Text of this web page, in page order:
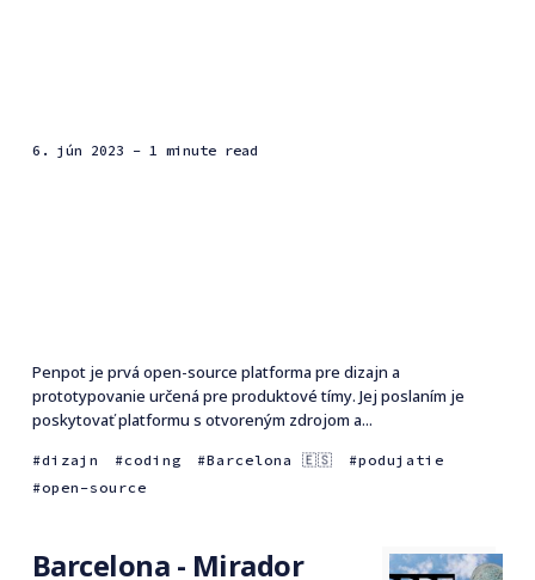
6. jún 2023 - 1 minute read
Penpot je prvá open-source platforma pre dizajn a
prototypovanie určená pre produktové tímy. Jej poslaním je
poskytovať platformu s otvoreným zdrojom a...
dizajn coding Barcelona 🇪🇸
podujatie
open-source
Barcelona - Mirador